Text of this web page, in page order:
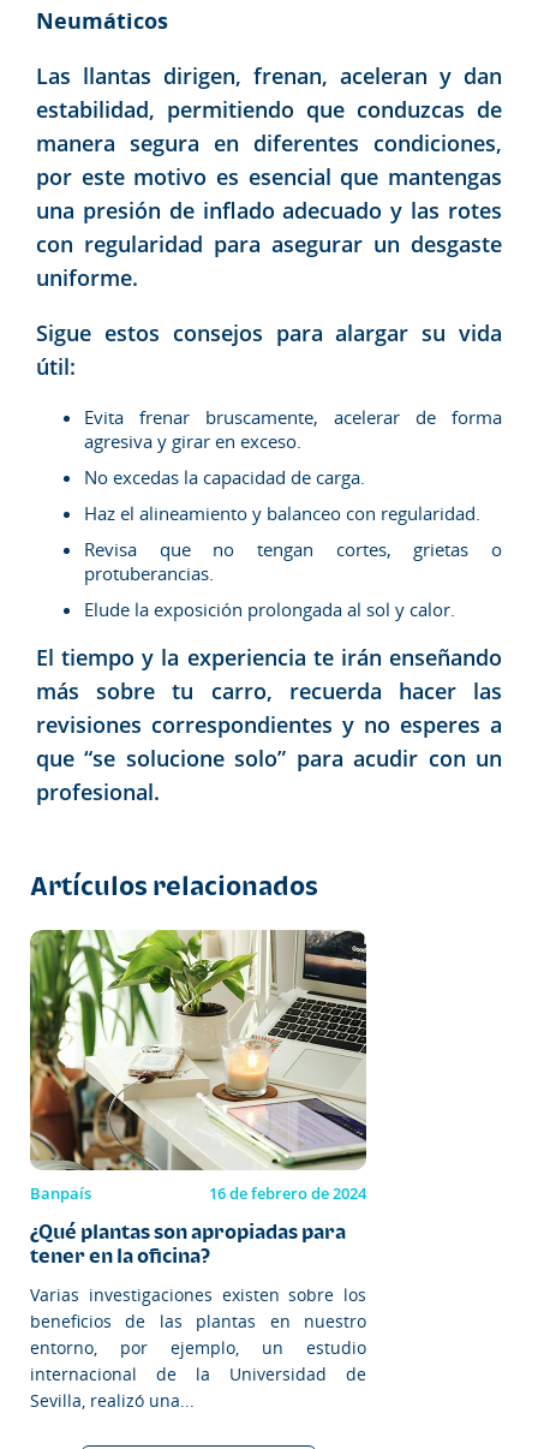
Neumáticos
Las llantas dirigen, frenan, aceleran y dan
estabilidad, permitiendo que conduzcas de
manera segura en diferentes condiciones,
por este motivo es esencial que mantengas
una presión de inflado adecuado y las rotes
con regularidad para asegurar un desgaste
uniforme.
Sigue estos consejos para alargar su vida
útil:
Evita frenar bruscamente, acelerar de forma
agresiva y girar en exceso.
No excedas la capacidad de carga.
Haz el alineamiento y balanceo con regularidad.
Revisa que no tengan cortes, grietas o
protuberancias.
Elude la exposición prolongada al sol y calor.
El tiempo y la experiencia te irán enseñando
más sobre tu carro, recuerda hacer las
revisiones correspondientes y no esperes a
que “se solucione solo” para acudir con un
profesional.
Artículos relacionados
Banpaís 16 de febrero de 2024
¿Qué plantas son apropiadas para
tener en la oficina?
Varias investigaciones existen sobre los
beneficios de las plantas en nuestro
entorno, por ejemplo, un estudio
internacional de la Universidad de
Sevilla, realizó una...